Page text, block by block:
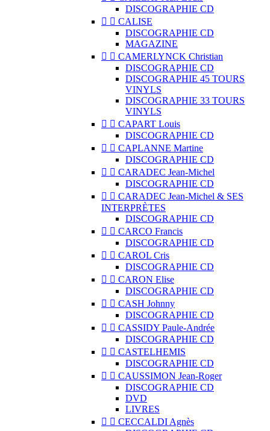
DISCOGRAPHIE CD
  CALISE
DISCOGRAPHIE CD
MAGAZINE
  CAMERLYNCK Christian
DISCOGRAPHIE CD
DISCOGRAPHIE 45 TOURS
VINYLS
DISCOGRAPHIE 33 TOURS
VINYLS
  CAPART Louis
DISCOGRAPHIE CD
  CAPLANNE Martine
DISCOGRAPHIE CD
  CARADEC Jean-Michel
DISCOGRAPHIE CD
  CARADEC Jean-Michel & SES
INTERPRÈTES
DISCOGRAPHIE CD
  CARCO Francis
DISCOGRAPHIE CD
  CAROL Cris
DISCOGRAPHIE CD
  CARON Elise
DISCOGRAPHIE CD
  CASH Johnny
DISCOGRAPHIE CD
  CASSIDY Paule-Andrée
DISCOGRAPHIE CD
  CASTELHEMIS
DISCOGRAPHIE CD
  CAUSSIMON Jean-Roger
DISCOGRAPHIE CD
DVD
LIVRES
  CECCALDI Agnès